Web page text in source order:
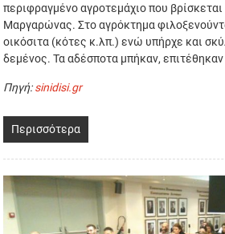
περιφραγμένο αγροτεμάχιο που
Μαργαρώνας. Στο αγρόκτημα
οικόσιτα (κότες κ.λπ.) ενώ υπήρχε και
δεμένος. Τα αδέσποτα μπήκαν, επιτέθηκαν
Πηγή:sinidisi.gr
Περισσότερα